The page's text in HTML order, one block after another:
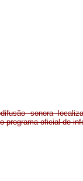
sonora
programa oficial de